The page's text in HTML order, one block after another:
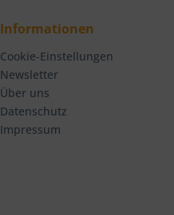
Informationen
Cookie-Einstellungen
Newsletter
Über uns
Datenschutz
Impressum